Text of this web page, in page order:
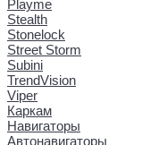
Playme
Stealth
Stonelock
Street Storm
Subini
TrendVision
Viper
Каркам
Навигаторы
Автонавигаторы